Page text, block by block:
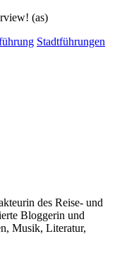
(as)
Stadtführungen
des Reise- und
Bloggerin und
Musik, Literatur,